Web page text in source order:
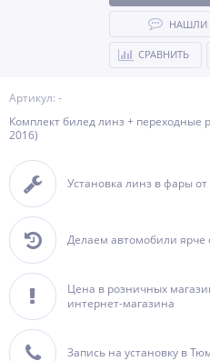
Артикул: -
Комплект билед линз + переходные
2016)
Установка линз в фары от
Делаем автомобили ярче
Цена в розничных
интернет-магазина
Запись на установку в
НАШЛИ
СРАВНИТЬ